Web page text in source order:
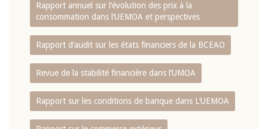
Rapport annuel sur l‘évolution des prix à la
consommation dans l‘UEMOA et perspectives
Rapport d‘audit sur les états financiers de la BCEAO
Revue de la stabilité financière dans l‘UMOA
Rapport sur les conditions de banque dans L‘UEMOA